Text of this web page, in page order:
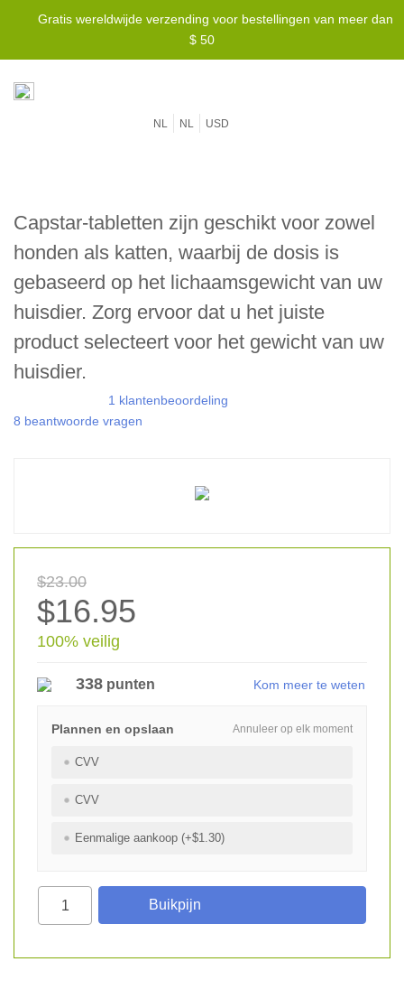
Gratis wereldwijde verzending voor bestellingen van meer dan
$ 50
NL NL USD
Capstar-tabletten zijn geschikt voor zowel
honden als katten, waarbij de dosis is
gebaseerd op het lichaamsgewicht van uw
huisdier. Zorg ervoor dat u het juiste
product selecteert voor het gewicht van uw
huisdier.
1 klantenbeoordeling
8 beantwoorde vragen
$23.00
$16.95
100% veilig
338 punten Kom meer te weten
Annuleer op elk moment
Plannen en opslaan
CVV
CVV
Eenmalige aankoop (+$1.30)